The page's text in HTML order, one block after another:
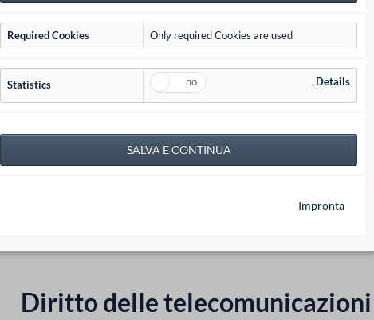
Required Cookies Only required Cookies are used
Statistics Details
Impronta
Diritto delle telecomunicazioni